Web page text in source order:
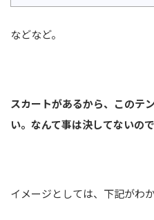
などなど。
スカートがあるから、このテ
い。なんて事は決してないの
イメージとしては、下記がわ